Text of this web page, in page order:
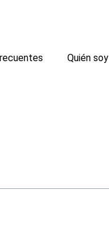
Quién soy